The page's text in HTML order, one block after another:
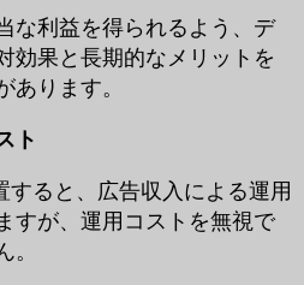
な利益を得られるよう、デ
効果と長期的なメリットを
ります。
ト
すると、広告収入による運用
すが、運用コストを無視で